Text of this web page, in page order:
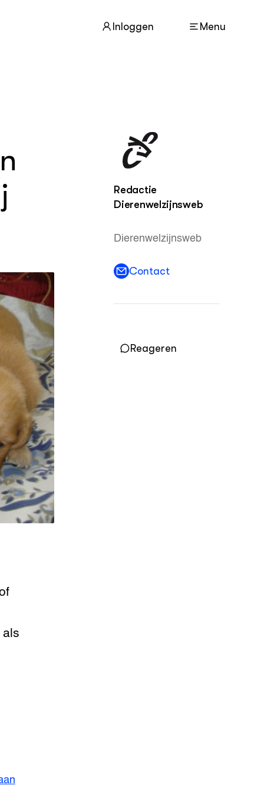
Inloggen Menu
OVER
Over DWW
Contact
als
Redactie
Dierenwelzijnsweb
Dierenwelzijnsweb
Contact
Reageren